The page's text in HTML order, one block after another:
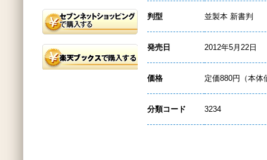
判型 並製本 新書判
発売日 2012年5月22日
価格 定価880円（本体
分類コード 3234